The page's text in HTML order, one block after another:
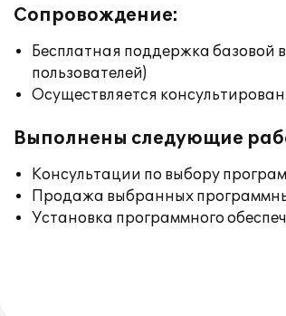
Сопровождение:
Бесплатная поддержка базовой
пользователей)
Осуществляется
Выполнены следующие
Консультации по выбору
Продажа выбранных
Установка программного